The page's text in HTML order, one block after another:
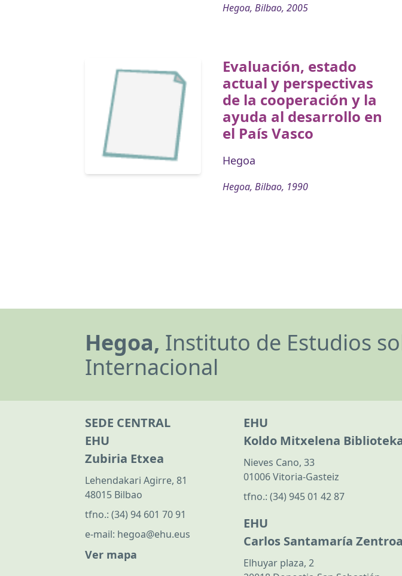
Hegoa, Bilbao, 2005
Evaluación, estado
actual y perspectivas
de la cooperación y la
ayuda al desarrollo en
el País Vasco
Hegoa
Hegoa, Bilbao, 1990
Hegoa, Instituto de Estudios
Internacional
SEDE CENTRAL
EHU
Zubiria Etxea
Lehendakari Agirre, 81
48015 Bilbao
tfno.: (34) 94 601 70 91
e-mail: hegoa@ehu.eus
Ver mapa
EHU
Koldo Mitxelena
Nieves Cano, 33
01006 Vitoria-Gasteiz
tfno.: (34) 945 01 42 87
EHU
Carlos Santamaría Zentroa
Elhuyar plaza, 2